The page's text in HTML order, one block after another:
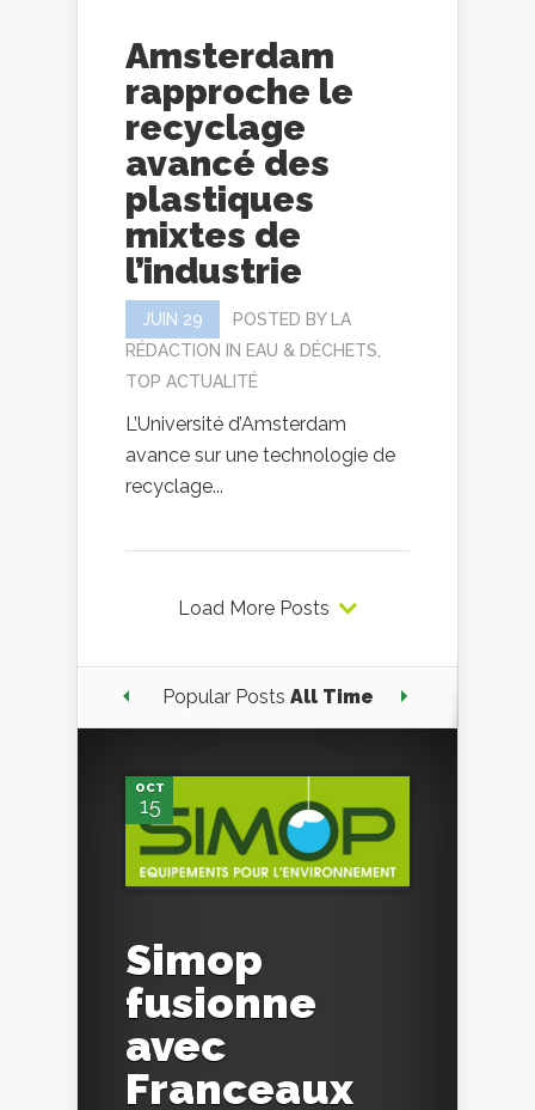
Amsterdam
rapproche le
recyclage
avancé des
plastiques
mixtes de
l’industrie
JUIN 29 POSTED BY LA
RÉDACTION
IN EAU & DÉCHETS,
TOP ACTUALITÉ
L’Université d’Amsterdam
avance sur une technologie de
recyclage...
Load More Posts
Popular Posts All Time
OCT
15
Simop
fusionne
avec
Franceaux